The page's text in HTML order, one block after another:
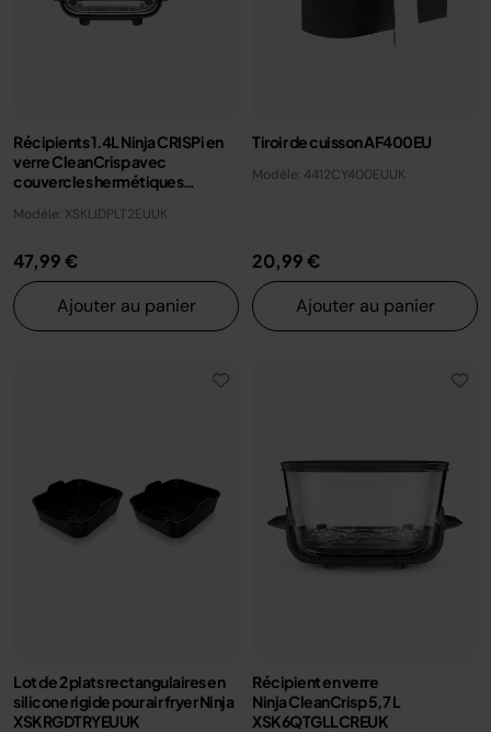
Récipients 1.4L Ninja CRISPi en
verre CleanCrisp avec
couvercles hermétiques
Modèle: XSKLIDPLT2EUUK
47,99 €
Ajouter au panier
Tiroir de cuisson AF400EU
Modèle: 4412CY400EUUK
20,99 €
Ajouter au panier
Lot de 2 plats rectangulaires en
silicone rigide pour air fryer Ninja
XSKRGDTRYEUUK
Récipient en verre
Ninja CleanCrisp 5,7 L
XSK6QTGLLCREUK